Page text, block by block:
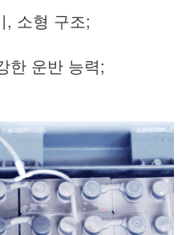
, 소형 구조;
한 운반 능력;